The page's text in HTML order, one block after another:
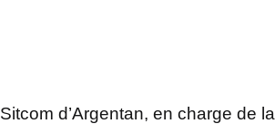
d’Argentan, en charge de la